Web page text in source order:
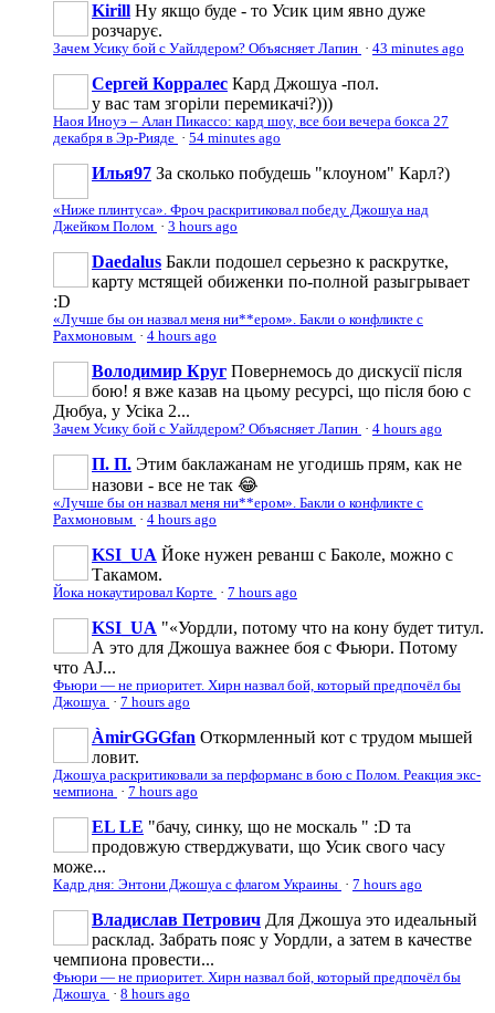
Kirill Ну якщо буде - то Усик цим явно дуже
розчарує.
Зачем Усику бой с Уайлдером? Объясняет Лапин · 43 minutes ago
Сергей Корралес Кард Джошуа -пол.
у вас там згоріли перемикачі?)))
Наоя Иноуэ – Алан Пикассо: кард шоу, все бои вечера бокса 27
декабря в Эр-Рияде · 54 minutes ago
Илья97 За сколько побудешь "клоуном" Карл?)
«Ниже плинтуса». Фроч раскритиковал победу Джошуа над
Джейком Полом · 3 hours ago
Daedalus Бакли подошел серьезно к раскрутке,
карту мстящей обиженки по-полной разыгрывает
:D
«Лучше бы он назвал меня ни**ером». Бакли о конфликте с
Рахмоновым · 4 hours ago
Володимир Круг Повернемось до дискусії після
бою! я вже казав на цьому ресурсі, що після бою с
Дюбуа, у Усіка 2...
Зачем Усику бой с Уайлдером? Объясняет Лапин · 4 hours ago
П. П. Этим баклажанам не угодишь прям, как не
назови - все не так 😂
«Лучше бы он назвал меня ни**ером». Бакли о конфликте с
Рахмоновым · 4 hours ago
KSI_UA Йоке нужен реванш с Баколе, можно с
Такамом.
Йока нокаутировал Корте · 7 hours ago
KSI_UA "«Уордли, потому что на кону будет титул.
А это для Джошуа важнее боя с Фьюри. Потому
что AJ...
Фьюри — не приоритет. Хирн назвал бой, который предпочёл бы
Джошуа · 7 hours ago
ÀmirGGGfan Откормленный кот с трудом мышей
ловит.
Джошуа раскритиковали за перформанс в бою с Полом. Реакция экс-
чемпиона · 7 hours ago
EL LE "бачу, синку, що не москаль " :D та
продовжую стверджувати, що Усик свого часу
може...
Кадр дня: Энтони Джошуа с флагом Украины · 7 hours ago
Владислав Петрович Для Джошуа это идеальный
расклад. Забрать пояс у Уордли, а затем в качестве
чемпиона провести...
Фьюри — не приоритет. Хирн назвал бой, который предпочёл бы
Джошуа · 8 hours ago